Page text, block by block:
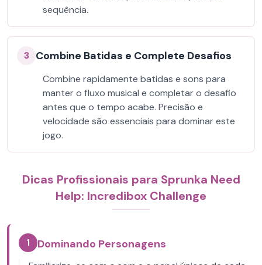
sequência.
3 Combine Batidas e Complete Desafios
Combine rapidamente batidas e sons para
manter o fluxo musical e completar o desafio
antes que o tempo acabe. Precisão e
velocidade são essenciais para dominar este
jogo.
Dicas Profissionais para Sprunka Need
Help: Incredibox Challenge
1 Dominando Personagens